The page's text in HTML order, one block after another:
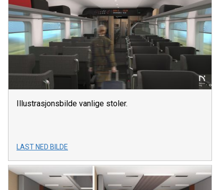
Illustrasjonsbilde vanlige stoler.
LAST NED BILDE